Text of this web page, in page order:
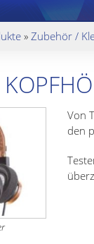
» Zubehör /
Von
den